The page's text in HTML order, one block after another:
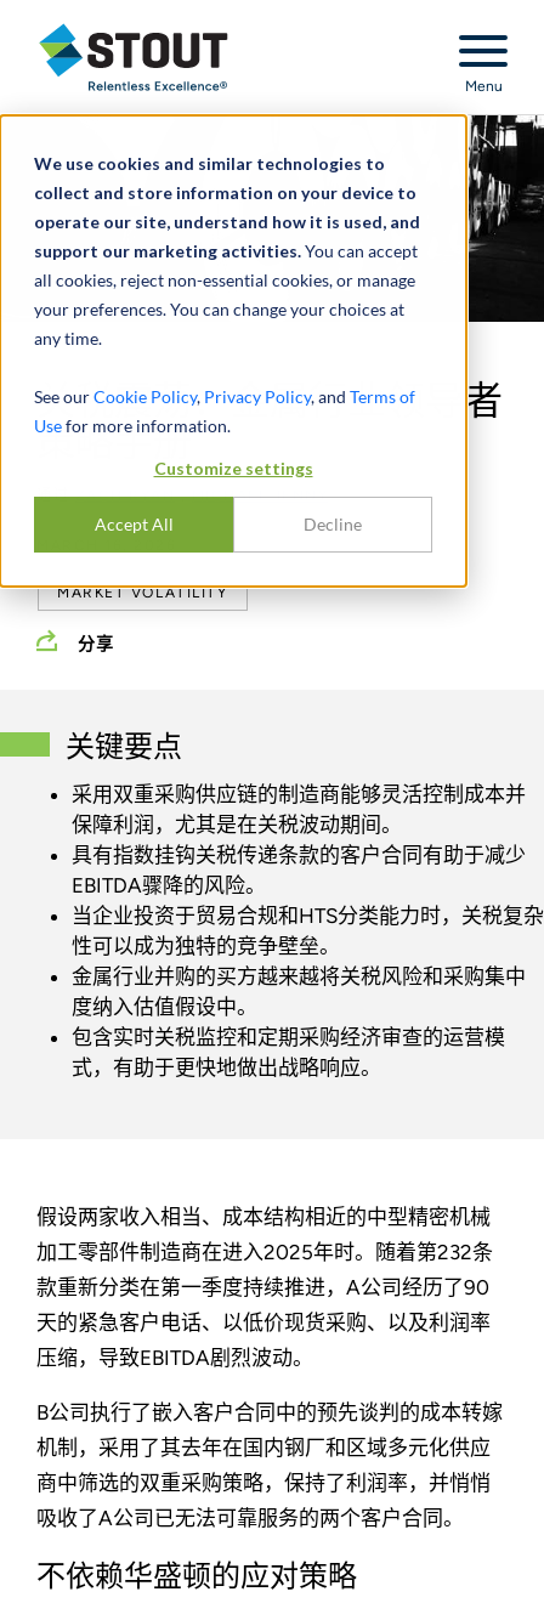
We use cookies and similar technologies to
collect and store information on your device to
operate our site, understand how it is used, and
support our marketing activities.You can accept
all cookies, reject non-essential cookies, or manage
your preferences. You can change your choices at
any time.
See ourCookie Policy, Privacy Policy, and Terms of
Usefor more information.
Customize settings
Accept All Decline
Stout Relentless Excellence
Menu
关税震荡：金属行业领导者
策略手册
关键要点
采用双重采购供应链的制造商能够灵活控制成本并
保障利润，尤其是在关税波动期间。
具有指数挂钩关税传递条款的客户合同有助于减少
EBITDA骤降的风险。
当企业投资于贸易合规和HTS分类能力时，关税复杂
性可以成为独特的竞争壁垒。
金属行业并购的买方越来越将关税风险和采购集中
度纳入估值假设中。
包含实时关税监控和定期采购经济审查的运营模
式，有助于更快地做出战略响应。
通过ZACH RYAN ,MICHAEL JENNY
MARKET VOLATILITY
分享
假设两家收入相当、成本结构相近的中型精密机械
加工零部件制造商在进入2025年时。随着第232条
款重新分类在第一季度持续推进，A公司经历了90
天的紧急客户电话、以低价现货采购、以及利润率
压缩，导致EBITDA剧烈波动。
B公司执行了嵌入客户合同中的预先谈判的成本转嫁
机制，采用了其去年在国内钢厂和区域多元化供应
商中筛选的双重采购策略，保持了利润率，并悄悄
吸收了A公司已无法可靠服务的两个客户合同。
不依赖华盛顿的应对策略